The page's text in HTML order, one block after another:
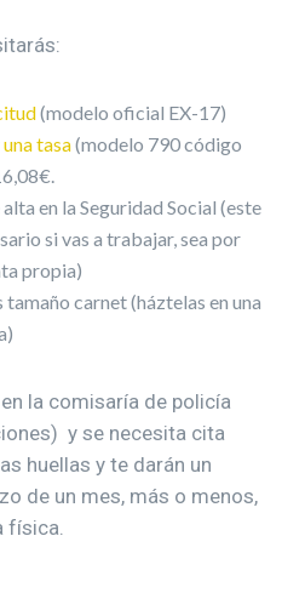
(modelo oficial EX-17)
tasa(modelo 790 código
en la Seguridad Social (este
si vas a trabajar, sea por
propia)
carnet (háztelas en una
la comisaría de policía
y se necesita cita
huellas y te darán un
de un mes, más o menos,
física.